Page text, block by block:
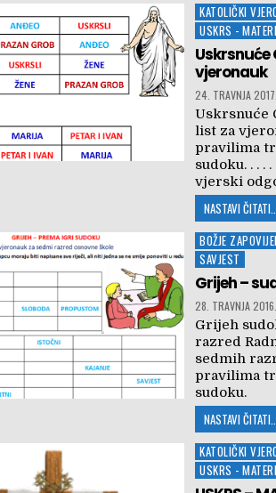
Posted
in
KATOLIČKI
USKRS -
Uskrsnuće
vjeronauk
24. TRAVNJA 2017.
Uskrsnuće
list za
pravilima
sudoku. . . .
vjerski
NASTAVI
Posted
in
BOŽJE
SAVJEST
Grijeh –
28. TRAVNJA 2016.
Grijeh
razred
sedmih
pravilima
sudoku.
NASTAVI
Posted
in
KATOLIČKI
USKRS -